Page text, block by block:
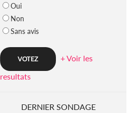
Oui
Non
Sans avis
+ Voir les
resultats
DERNIER SONDAGE